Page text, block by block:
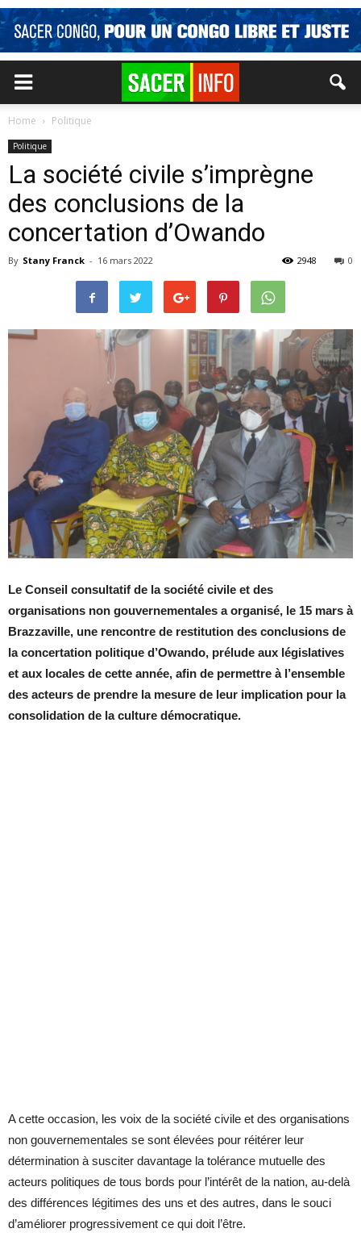
Home Politique
Politique
La société civile s’imprègne
des conclusions de la
concertation d’Owando
By Stany Franck - 16 mars 2022 0
2948
Le Conseil consultatif de la société civile et des
organisations non gouvernementales a organisé, le 15 mars à
Brazzaville, une rencontre de restitution des conclusions de
la concertation politique d’Owando, prélude aux législatives
et aux locales de cette année, afin de permettre à l’ensemble
des acteurs de prendre la mesure de leur implication pour la
consolidation de la culture démocratique.
A cette occasion, les voix de la société civile et des organisations
non gouvernementales se sont élevées pour réitérer leur
détermination à susciter davantage la tolérance mutuelle des
acteurs politiques de tous bords pour l’intérêt de la nation, au-delà
des différences légitimes des uns et des autres, dans le souci
d’améliorer progressivement ce qui doit l’être.